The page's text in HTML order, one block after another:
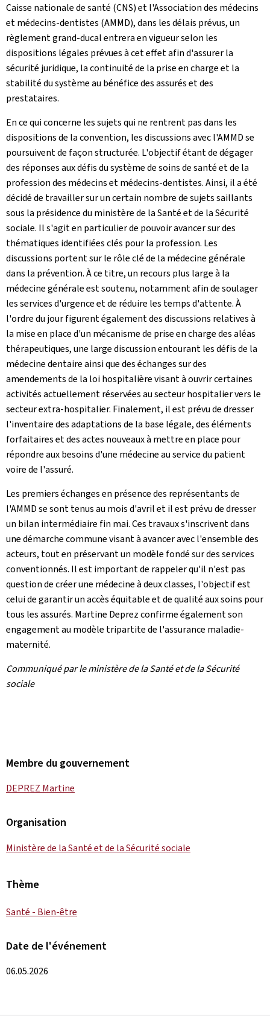
Caisse nationale de santé (CNS) et l'Association des médecins
et médecins-dentistes (AMMD), dans les délais prévus, un
règlement grand‑ducal entrera en vigueur selon les
dispositions légales prévues à cet effet afin d'assurer la
sécurité juridique, la continuité de la prise en charge et la
stabilité du système au bénéfice des assurés et des
prestataires.
En ce qui concerne les sujets qui ne rentrent pas dans les
dispositions de la convention, les discussions avec l'AMMD se
poursuivent de façon structurée. L'objectif étant de dégager
des réponses aux défis du système de soins de santé et de la
profession des médecins et médecins-dentistes. Ainsi, il a été
décidé de travailler sur un certain nombre de sujets saillants
sous la présidence du ministère de la Santé et de la Sécurité
sociale. Il s'agit en particulier de pouvoir avancer sur des
thématiques identifiées clés pour la profession. Les
discussions portent sur le rôle clé de la médecine générale
dans la prévention. À ce titre, un recours plus large à la
médecine générale est soutenu, notamment afin de soulager
les services d'urgence et de réduire les temps d'attente. À
l'ordre du jour figurent également des discussions relatives à
la mise en place d'un mécanisme de prise en charge des aléas
thérapeutiques, une large discussion entourant les défis de la
médecine dentaire ainsi que des échanges sur des
amendements de la loi hospitalière visant à ouvrir certaines
activités actuellement réservées au secteur hospitalier vers le
secteur extra-hospitalier. Finalement, il est prévu de dresser
l'inventaire des adaptations de la base légale, des éléments
forfaitaires et des actes nouveaux à mettre en place pour
répondre aux besoins d'une médecine au service du patient
voire de l'assuré.
Les premiers échanges en présence des représentants de
l'AMMD se sont tenus au mois d'avril et il est prévu de dresser
un bilan intermédiaire fin mai. Ces travaux s'inscrivent dans
une démarche commune visant à avancer avec l'ensemble des
acteurs, tout en préservant un modèle fondé sur des services
conventionnés. Il est important de rappeler qu'il n'est pas
question de créer une médecine à deux classes, l'objectif est
celui de garantir un accès équitable et de qualité aux soins pour
tous les assurés. Martine Deprez confirme également son
engagement au modèle tripartite de l'assurance maladie-
maternité.
Communiqué par le ministère de la Santé et de la Sécurité
sociale
Membre du gouvernement
DEPREZ Martine
Organisation
Ministère de la Santé et de la Sécurité sociale
Thème
Santé - Bien-être
Date de l'événement
06.05.2026